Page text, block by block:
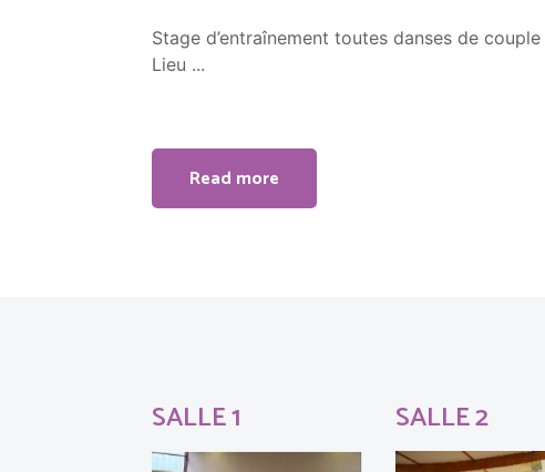
Stage d’entraînement toutes danses de
Lieu ...
Read more
SALLE 1 SALLE 2